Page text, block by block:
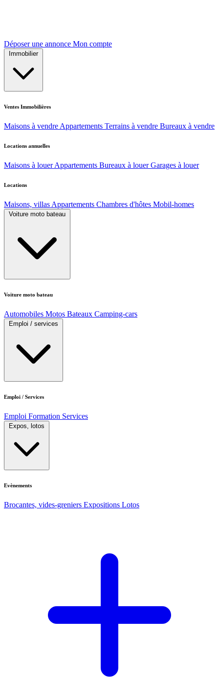
Déposer une annonce Mon compte
Immobilier
Ventes Immobilières
Maisons à vendre Appartements Terrains à vendre Bureaux à vendre
Locations annuelles
Maisons à louer Appartements Bureaux à louer Garages à louer
Locations
Maisons, villas Appartements Chambres d'hôtes Mobil-homes
Voiture moto bateau
Voiture moto bateau
Automobiles Motos Bateaux Camping-cars
Emploi / services
Emploi / Services
Emploi Formation Services
Expos, lotos
Evènements
Brocantes, vides-greniers Expositions Lotos